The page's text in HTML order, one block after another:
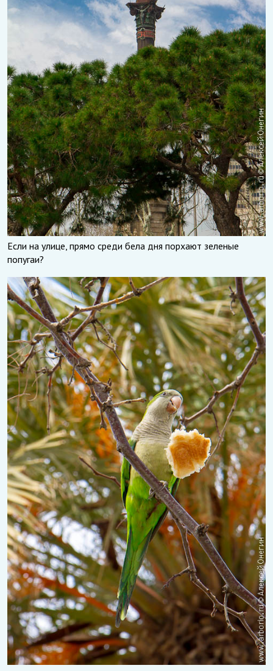
Если на улице, прямо среди бела дня порхают зеленые
попугаи?